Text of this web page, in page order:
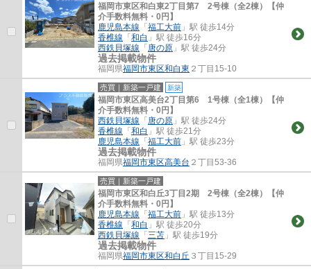
福岡市東区和白東2丁目第7 2号棟（全2棟）【仲
介手数料無料・0円】
鹿児島本線 「 福工大前 」駅 徒歩14分
香椎線 「 和白 」駅 徒歩16分
西鉄貝塚線 「 唐の原 」駅 徒歩24分
過去掲載物件
福岡県福岡市東区和白東 ２丁目15-10
売買｜新築一戸建 新築
福岡市東区高美台2丁目第6 1号棟（全1棟）【仲
介手数料無料・0円】
西鉄貝塚線 「 唐の原 」駅 徒歩24分
香椎線 「 和白 」駅 徒歩21分
鹿児島本線 「 福工大前 」駅 徒歩23分
過去掲載物件
福岡県福岡市東区高美台 ２丁目53-36
売買｜新築一戸建
福岡市東区和白丘3丁目2期 2号棟（全2棟）【仲
介手数料無料・0円】
鹿児島本線 「 福工大前 」駅 徒歩13分
香椎線 「 和白 」駅 徒歩20分
西鉄貝塚線 「 三苫 」駅 徒歩19分
過去掲載物件
福岡県福岡市東区和白丘 ３丁目15-29